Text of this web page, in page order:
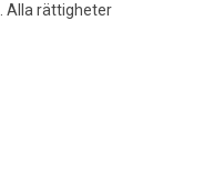
Alla rättigheter